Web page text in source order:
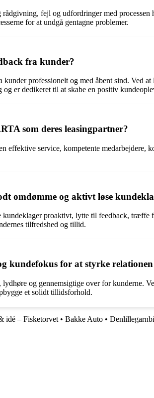
fejl og udfordringer med
for at undgå gentagne problemer.
fra kunder?
professionelt og med åbent sind. Ved
er dedikeret til at skabe en positiv
som deres leasingpartner?
service, kompetente medarbejdere,
omdømme og aktivt løse
proaktivt, lytte til feedback,
tilfredshed og tillid.
kundefokus for at styrke
og gennemsigtige over for kunderne.
et solidt tillidsforhold.
idé – Fisketorvet • Bakke Auto •